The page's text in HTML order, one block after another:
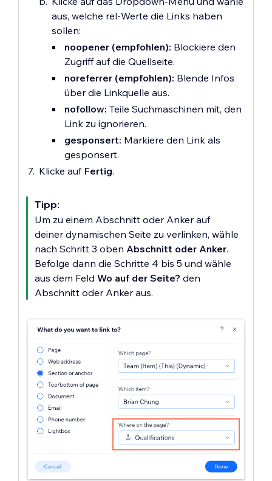
aus, welche rel-Werte die Links haben
sollen:
noopener (empfohlen): Blockiere den
Zugriff auf die Quellseite.
noreferrer (empfohlen): Blende Infos
über die Linkquelle aus.
nofollow: Teile Suchmaschinen mit, den
Link zu ignorieren.
gesponsert: Markiere den Link als
gesponsert.
Klicke auf Fertig.
Tipp:
Um zu einem Abschnitt oder Anker auf
deiner dynamischen Seite zu verlinken, wähle
nach Schritt 3 oben Abschnitt oder Anker.
Befolge dann die Schritte 4 bis 5 und wähle
aus dem Feld Wo auf der Seite? den
Abschnitt oder Anker aus.